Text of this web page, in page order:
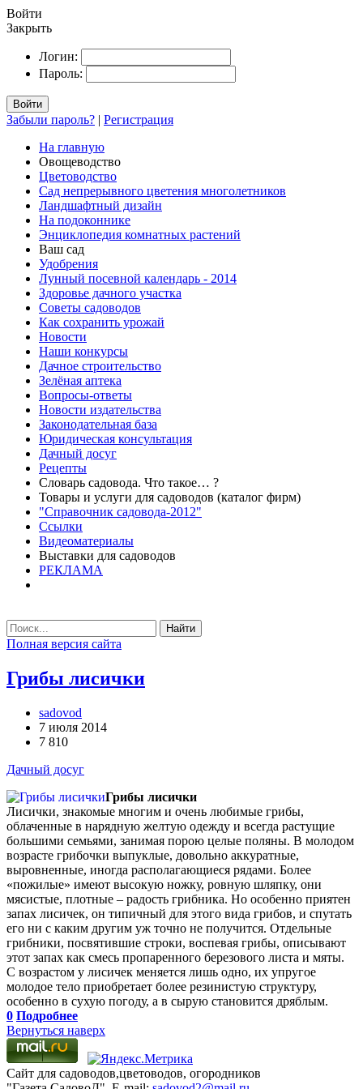
Войти
Закрыть
Логин:
Пароль:
Войти
Забыли пароль? | Регистрация
На главную
Овощеводство
Цветоводство
Сад непрерывного цветения многолетников
Ландшафтный дизайн
На подоконнике
Энциклопедия комнатных растений
Ваш сад
Удобрения
Лунный посевной календарь - 2014
Здоровье дачного участка
Советы садоводов
Как сохранить урожай
Новости
Наши конкурсы
Дачное строительство
Зелёная аптека
Вопросы-ответы
Новости издательства
Законодательная база
Юридическая консультация
Дачный досуг
Рецепты
Словарь садовода. Что такое… ?
Товары и услуги для садоводов (каталог фирм)
"Справочник садовода-2012"
Ссылки
Видеоматериалы
Выставки для садоводов
РЕКЛАМА
Найти
Полная версия сайта
Грибы лисички
sadovod
7 июля 2014
7 810
Дачный досуг
Грибы лисички
Лисички, знакомые многим и очень любимые грибы,
облаченные в нарядную желтую одежду и всегда растущие
большими семьями, занимая порою целые поляны. В молодом
возрасте грибочки выпуклые, довольно аккуратные,
выровненные, иногда располагающиеся рядами. Более
«пожилые» имеют высокую ножку, ровную шляпку, они
мясистые, плотные – радость грибника. Но особенно приятен
запах лисичек, он типичный для этого вида грибов, и спутать
его ни с каким другим уж точно не получится. Отдельные
грибники, посвятившие строки, воспевая грибы, описывают
этот запах как смесь пропаренного березового листа и мяты.
С возрастом у лисичек меняется лишь одно, их упругое
молодое тело приобретает более резинистую структуру,
особенно в сухую погоду, а в сырую становится дряблым.
0 Подробнее
Вернуться наверх
Сайт для садоводов,цветоводов, огородников